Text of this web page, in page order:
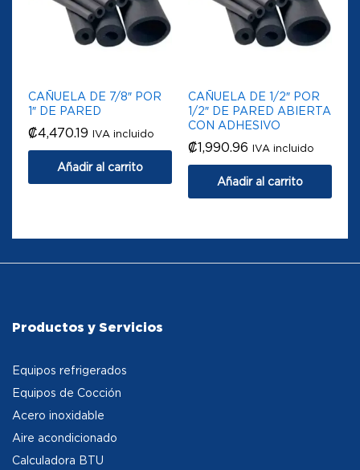
CAÑUELA DE 7/8″ POR
1″ DE PARED
₡4,470.19 IVA incluido
Añadir al carrito
CAÑUELA DE 1/2″ POR
1/2″ DE PARED ABIERTA
CON ADHESIVO
₡1,990.96 IVA incluido
Añadir al carrito
Productos y Servicios
Equipos refrigerados
Equipos de Cocción
Acero inoxidable
Aire acondicionado
Calculadora BTU